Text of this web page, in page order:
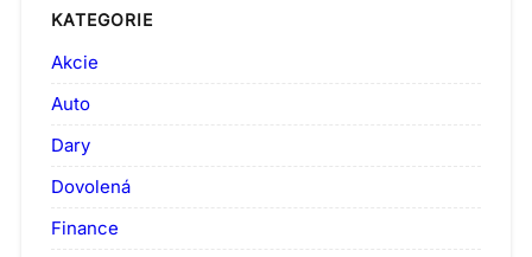
KATEGORIE
Akcie
Auto
Dary
Dovolená
Finance